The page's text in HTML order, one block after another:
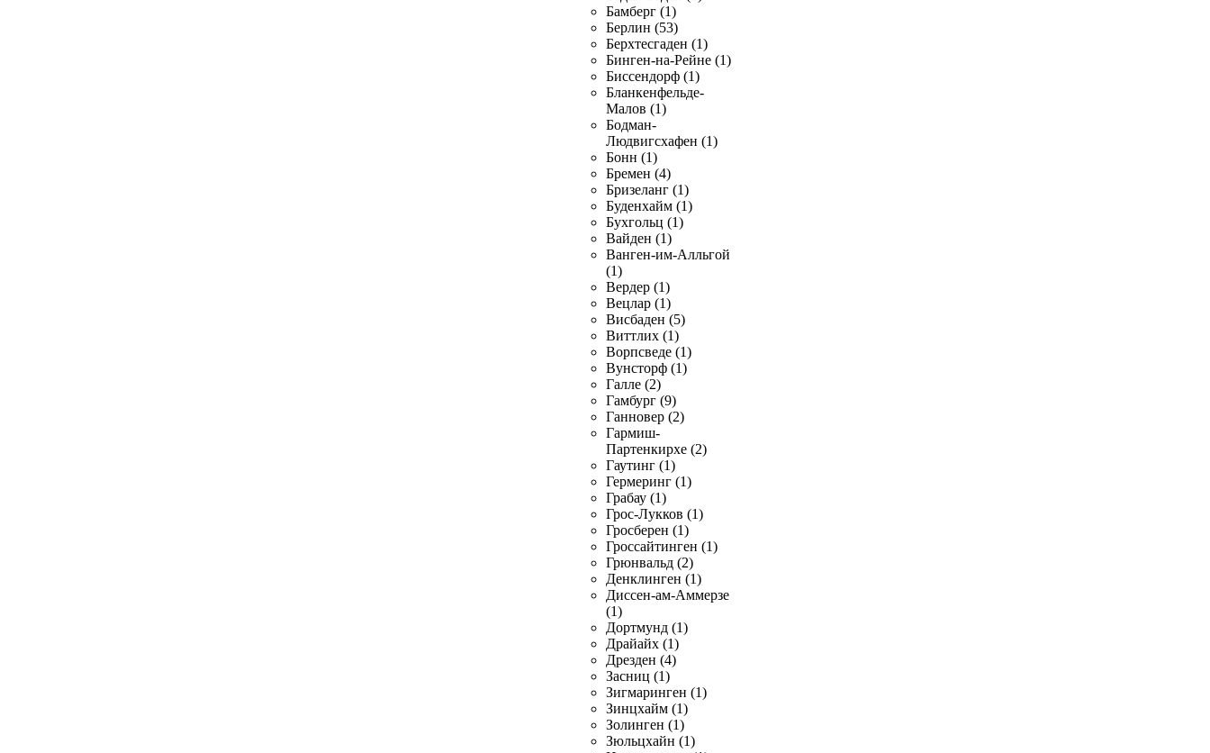
Бамберг (1)
Берлин (53)
Берхтесгаден (1)
Бинген-на-Рейне (1)
Биссендорф (1)
Бланкенфельде-
Малов (1)
Бодман-
Людвигсхафен (1)
Бонн (1)
Бремен (4)
Бризеланг (1)
Буденхайм (1)
Бухгольц (1)
Вайден (1)
Ванген-им-Алльгой
(1)
Вердер (1)
Вецлар (1)
Висбаден (5)
Виттлих (1)
Ворпсведе (1)
Вунсторф (1)
Галле (2)
Гамбург (9)
Ганновер (2)
Гармиш-
Партенкирхе (2)
Гаутинг (1)
Гермеринг (1)
Грабау (1)
Грос-Лукков (1)
Гросберен (1)
Гроссайтинген (1)
Грюнвальд (2)
Денклинген (1)
Диссен-ам-Аммерзе
(1)
Дортмунд (1)
Драйайх (1)
Дрезден (4)
Засниц (1)
Зигмаринген (1)
Зинцхайм (1)
Золинген (1)
Зюльцхайн (1)